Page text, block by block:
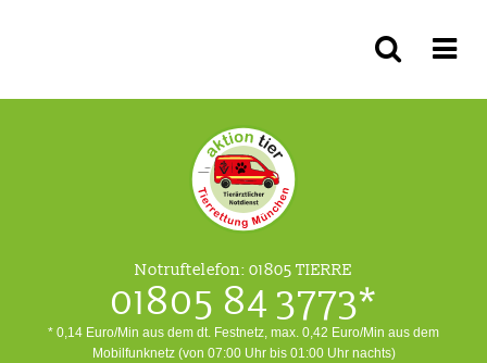
Notruftelefon: 01805 TIERRE
01805 84 3773*
* 0,14 Euro/Min aus dem dt. Festnetz, max. 0,42 Euro/Min aus dem
Mobilfunknetz (von 07:00 Uhr bis 01:00 Uhr nachts)